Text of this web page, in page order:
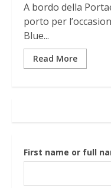
A bordo della
porto per
Blue...
Read More
First name or full